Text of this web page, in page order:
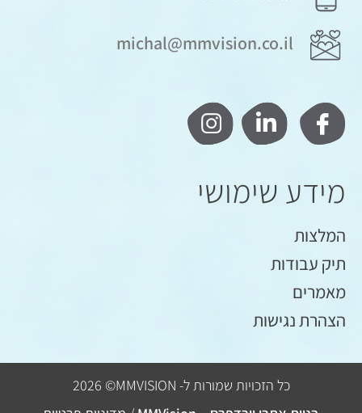
michal@mmvision.co.il
מידע שימושי
המלצות
תיק עבודות
מאמרים
הצהרת נגישות
כל הזכויות שמורות ל- MMVISION
© 2026